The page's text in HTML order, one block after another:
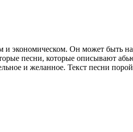
и экономическом. Он может быть
песни, которые описывают
и желанное. Текст песни